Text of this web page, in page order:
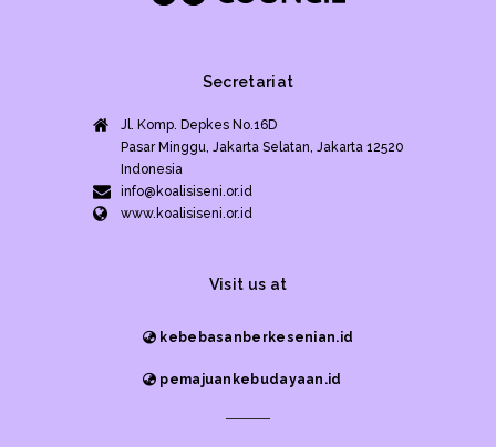
Secretariat
Jl. Komp. Depkes No.16D
Pasar Minggu, Jakarta Selatan, Jakarta 12520
Indonesia
info@koalisiseni.or.id
www.koalisiseni.or.id
Visit us at
kebebasanberkesenian.id
pemajuankebudayaan.id